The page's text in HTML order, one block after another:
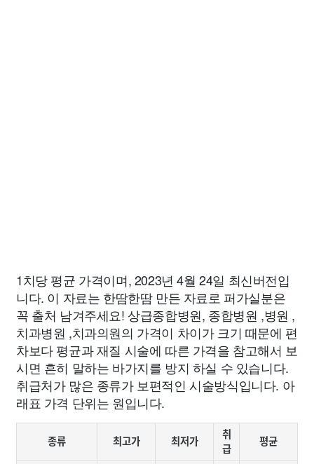
1치당 평균 가격이며, 2023년 4월 24일 최신버전입
니다. 이 자료는 한땀한땀 만든 자료로 퍼가실분은
꼭 출처 남겨주세요! 상급종합병원, 종합병원 ,병원 ,
치과병원 ,치과의원의 가격이 차이가 크기 때문에 편
차보다 평균과 재질 시술에 따른 가격을 참고해서 보
시면 흔히 말하는 바가지를 방지 하실 수 있습니다.
취급처가 많은 종류가 보편적인 시술방식입니다. 아
래표 가격 단위는 원입니다.
종류 최고가 최저가
취
급
평균